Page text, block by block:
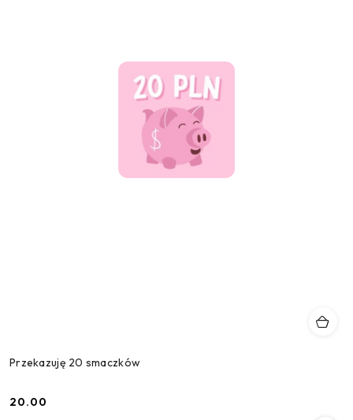
Przekazuję 20 smaczków
Cena:
20.00